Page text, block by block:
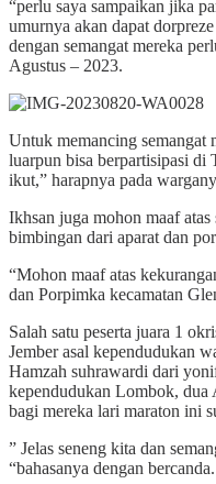
“perlu saya sampaikan jika
umurnya akan dapat
dengan semangat mereka
Agustus – 2023.
Untuk memancing semangat
luarpun bisa berpartisipasi di
ikut,” harapnya pada
Ikhsan juga mohon maaf
bimbingan dari aparat dan
“Mohon maaf atas
dan Porpimka kecamatan
Salah satu peserta juara 1
Jember asal kependudukan
Hamzah suhrawardi dari
kependudukan Lombok, dua
bagi mereka lari maraton ini
” Jelas seneng kita dan
“bahasanya dengan bercanda.